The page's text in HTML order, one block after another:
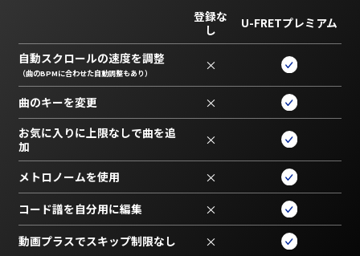
登録な
し
U-FRETプレミアム
自動スクロールの速度を調整
（曲のBPMに合わせた自動調整もあり） ×
曲のキーを変更 ×
お気に入りに上限なしで曲を追
加
×
メトロノームを使用 ×
コード譜を自分用に編集 ×
動画プラスでスキップ制限なし ×